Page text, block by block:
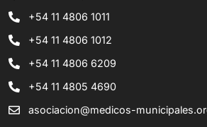
+54 11 4806 1011
+54 11 4806 1012
+54 11 4806 6209
+54 11 4805 4690
asociacion@medicos-